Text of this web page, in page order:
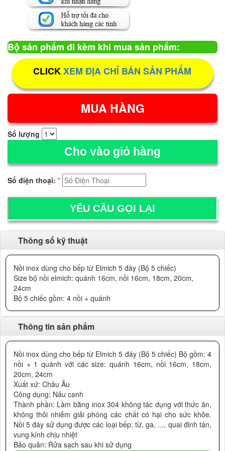
Bộ sản phẩm đi kèm khi mua sản phẩm:
CLICKXEM ĐỊA CHỈ BÁN SẢN PHẨM
Số lượng
Cho vào giỏ hàng
Số điện thoại: *
Thông số kỹ thuật
Nồi inox dùng cho bếp từ Elmich 5 đáy (Bộ 5 chiếc)
Size bộ nồi elmich: quánh 16cm, nồi 16cm, 18cm, 20cm,
24cm
Bộ 5 chiếc gồm: 4 nồi + quánh
Thông tin sản phẩm
Nồi inox dùng cho bếp từ Elmich 5 đáy (Bộ 5 chiếc) Bộ gồm: 4
nồi + 1 quánh với các size: quánh 16cm, nồi 16cm, 18cm,
20cm, 24cm
Xuất xứ: Châu Âu
Công dụng: Nấu canh
Thành phần: Làm bằng inox 304 không tác dụng với thức ăn,
không thôi nhiễm giải phóng các chất có hại cho sức khỏe.
Nồi 5 đáy sử dụng được các loại bếp: từ, ga, ..., quai đinh tán,
vung kính chịu nhiệt
Bảo quản: Rửa sạch sau khi sử dụng